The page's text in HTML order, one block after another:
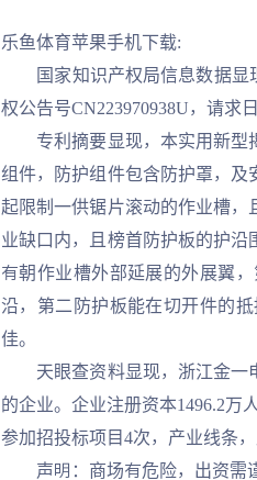
乐鱼体育苹果手机下载:
国家知识产权局信息数据显现
权公告号CN223970938U，请求
专利摘要显现，本实用新型揭
组件，防护组件包含防护罩，
起限制一供锯片滚动的作业槽
业缺口内，且榜首防护板的护
有朝作业槽外部延展的外展翼
沿，第二防护板能在切开件的
佳。
天眼查资料显现，浙江金一电
的企业。企业注册资本1496.2万
参加招投标项目4次，产业线条
声明：商场有危险，出资需谨